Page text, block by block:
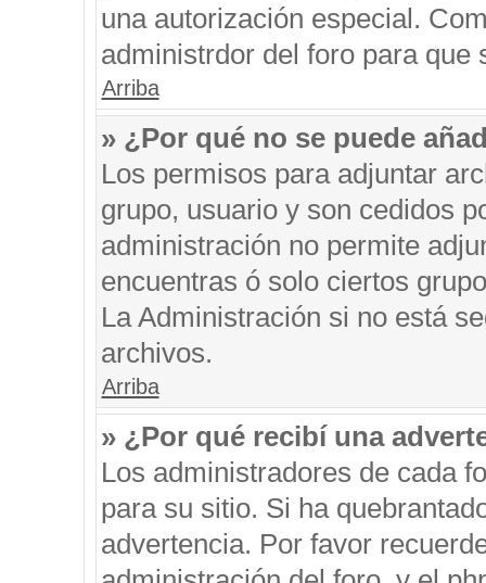
una autorización especial.
administrdor del foro para que
Arriba
» ¿Por qué no se puede
Los permisos para adjuntar
grupo, usuario y son cedidos
administración no permite
encuentras ó solo ciertos
La Administración si no está
archivos.
Arriba
» ¿Por qué recibí una
Los administradores de cada
para su sitio. Si ha
advertencia. Por favor